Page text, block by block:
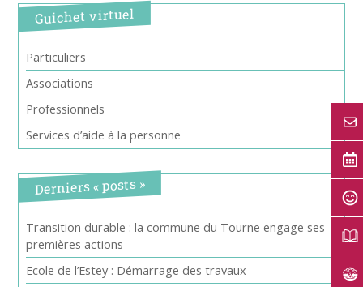
Guichet virtuel
Particuliers
Associations
Professionnels
Services d’aide à la personne
Derniers « posts »
Transition durable : la commune du Tourne engage ses
premières actions
Ecole de l’Estey : Démarrage des travaux